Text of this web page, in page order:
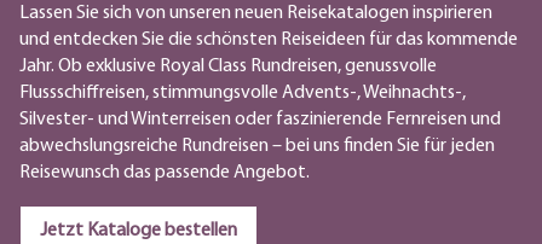
Lassen Sie sich von unseren neuen Reisekatalogen inspirieren
und entdecken Sie die schönsten Reiseideen für das kommende
Jahr. Ob exklusive Royal Class Rundreisen, genussvolle
Flussschiffreisen, stimmungsvolle Advents-, Weihnachts-,
Silvester- und Winterreisen oder faszinierende Fernreisen und
abwechslungsreiche Rundreisen – bei uns finden Sie für jeden
Reisewunsch das passende Angebot.
Jetzt Kataloge bestellen